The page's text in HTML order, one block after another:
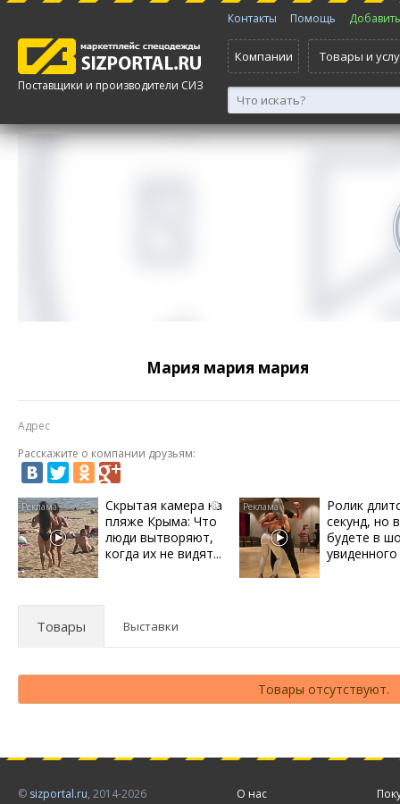
Поставщики и производители СИЗ
Контакты Помощь
Компании Товары и
Мария мария мария
Адрес
Расскажите о компании друзьям:
i
Скрытая камера на
пляже Крыма: Что
люди вытворяют,
когда их не видят...
Ролик
секунд, но
будете в
увиденного
Товары Выставки
Товары отсутствуют.
© sizportal.ru, 2014-2026
О нас